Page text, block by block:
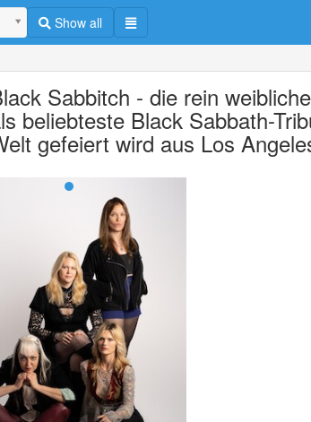
Show all
Sabbitch - die rein
beliebteste Black Sabbath-
gefeiert wird aus Los